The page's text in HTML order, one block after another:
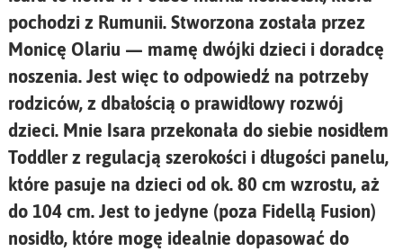
pochodzi z Rumunii. Stworzona została przez
Monicę Olariu — mamę dwójki dzieci i doradcę
noszenia. Jest więc to odpowiedź na potrzeby
rodziców, z dbałością o prawidłowy rozwój
dzieci. Mnie Isara przekonała do siebie nosidłem
Toddler z regulacją szerokości i długości panelu,
które pasuje na dzieci od ok. 80 cm wzrostu, aż
do 104 cm. Jest to jedyne (poza Fidellą Fusion)
nosidło, które mogę idealnie dopasować do